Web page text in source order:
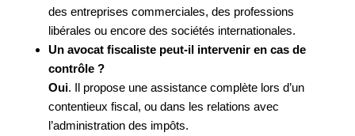
des entreprises commerciales, des professions
libérales ou encore des sociétés internationales.
Un avocat fiscaliste peut-il intervenir en cas de
contrôle ?
Oui. Il propose une assistance complète lors d’un
contentieux fiscal, ou dans les relations avec
l’administration des impôts.